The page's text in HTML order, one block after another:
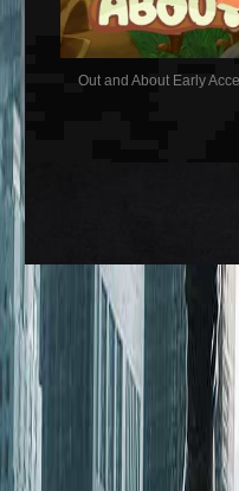
Out and About Early